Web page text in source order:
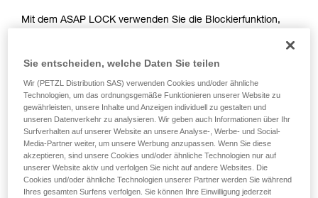
Sie ihn eigenständig durchführen.
noch andere Techniken, die hier nicht
beschrieben werden.
Mit dem ASAP LOCK verwenden Sie die Blockierfunktion,
Aufstieg der anwendenden Person wird durch diese Funktion
nicht behindert.
Mit dem ASAP, das keine Blockierfunktion hat, können
andere Techniken angewendet werden:
Halten des Seils von einem Teammitglied am Boden
Gewicht am Seilende
Befestigen des Seilendes an einem Anschlagpunkt
Sie entscheiden, welche Daten Sie teilen
Wir (PETZL Distribution SAS) verwenden Cookies und/oder ähnliche
Technologien, um das ordnungsgemäße Funktionieren unserer Website zu
gewährleisten, unsere Inhalte und Anzeigen individuell zu gestalten und
unseren Datenverkehr zu analysieren. Wir geben auch Informationen über Ihr
Surfverhalten auf unserer Website an unsere Analyse-, Werbe- und Social-
Media-Partner weiter, um unsere Werbung anzupassen. Wenn Sie diese
akzeptieren, sind unsere Cookies und/oder ähnliche Technologien nur auf
unserer Website aktiv und verfolgen Sie nicht auf andere Websites. Die
Cookies und/oder ähnliche Technologien unserer Partner werden Sie während
Ihres gesamten Surfens verfolgen. Sie können Ihre Einwilligung jederzeit